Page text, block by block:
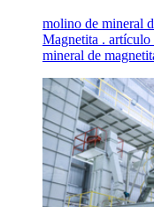
molino de mineral
Magnetita . artículo
mineral de